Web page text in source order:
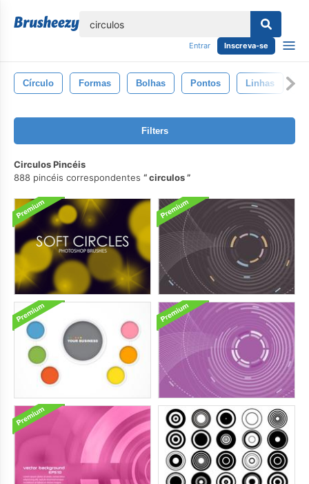
Entrar Inscreva-se
Círculo Formas Bolhas Pontos Linhas
Filters
Circulos Pincéis
888 pincéis correspondentes
circulos